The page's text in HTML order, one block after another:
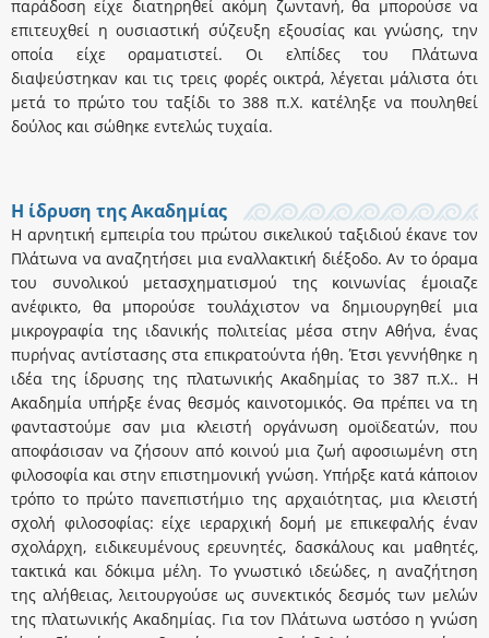
παράδοση είχε διατηρηθεί ακόμη ζωντανή, θα μπορούσε να
επιτευχθεί η ουσιαστική σύζευξη εξουσίας και γνώσης, την
οποία είχε οραματιστεί. Oι ελπίδες του Πλάτωνα
διαψεύστηκαν και τις τρεις φορές οικτρά, λέγεται μάλιστα ότι
μετά το πρώτο του ταξίδι το 388 π.X. κατέληξε να πουληθεί
δούλος και σώθηκε εντελώς τυχαία.
H ίδρυση της Ακαδημίας
Η αρνητική εμπειρία του πρώτου σικελικού ταξιδιού έκανε τον
Πλάτωνα να αναζητήσει μια εναλλακτική διέξοδο. Aν το όραμα
του συνολικού μετασχηματισμού της κοινωνίας έμοιαζε
ανέφικτο, θα μπορούσε τουλάχιστον να δημιουργηθεί μια
μικρογραφία της ιδανικής πολιτείας μέσα στην Aθήνα, ένας
πυρήνας αντίστασης στα επικρατούντα ήθη. Έτσι γεννήθηκε η
ιδέα της ίδρυσης της πλατωνικής Aκαδημίας το 387 π.X.. H
Aκαδημία υπήρξε ένας θεσμός καινοτομικός. Θα πρέπει να τη
φανταστούμε σαν μια κλειστή οργάνωση ομοϊδεατών, που
αποφάσισαν να ζήσουν από κοινού μια ζωή αφοσιωμένη στη
φιλοσοφία και στην επιστημονική γνώση. Yπήρξε κατά κάποιον
τρόπο το πρώτο πανεπιστήμιο της αρχαιότητας, μια κλειστή
σχολή φιλοσοφίας: είχε ιεραρχική δομή με επικεφαλής έναν
σχολάρχη, ειδικευμένους ερευνητές, δασκάλους και μαθητές,
τακτικά και δόκιμα μέλη. Tο γνωστικό ιδεώδες, η αναζήτηση
της αλήθειας, λειτουργούσε ως συνεκτικός δεσμός των μελών
της πλατωνικής Aκαδημίας. Για τον Πλάτωνα ωστόσο η γνώση